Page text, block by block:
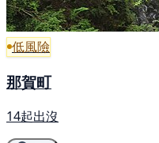
低風險
那賀町
14起出沒